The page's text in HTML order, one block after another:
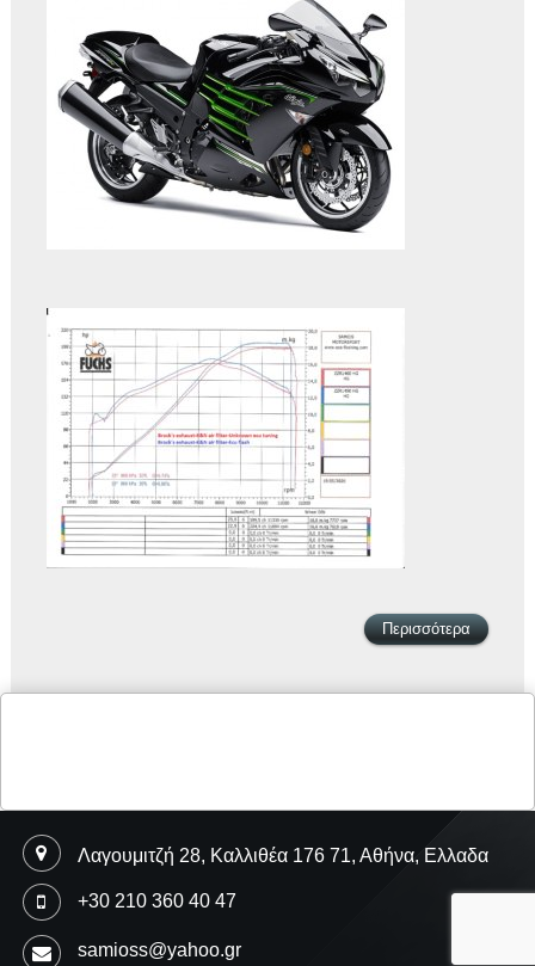
Περισσότερα
Λαγουμιτζή 28, Καλλιθέα 176 71, Αθήνα, Ελλαδα
+30 210 360 40 47
samioss@yahoo.gr